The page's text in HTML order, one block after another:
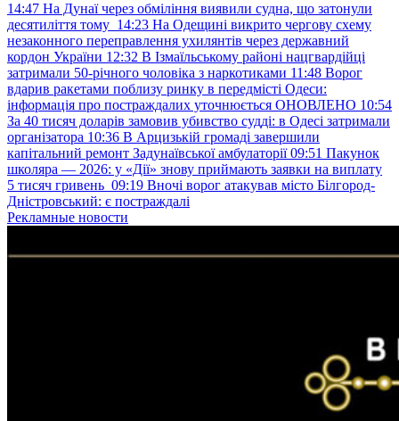
14:47 На Дунаї через обміління виявили судна, що затонули
десятиліття тому 14:23 На Одещині викрито чергову схему
незаконного переправлення ухилянтів через державний
кордон України 12:32 В Ізмаїльському районі нацгвардійці
затримали 50-річного чоловіка з наркотиками 11:48 Ворог
вдарив ракетами поблизу ринку в передмісті Одеси:
інформація про постраждалих уточнюється ОНОВЛЕНО 10:54
За 40 тисяч доларів замовив убивство судді: в Одесі затримали
організатора 10:36 В Арцизькій громаді завершили
капітальний ремонт Задунаївської амбулаторії 09:51 Пакунок
школяра — 2026: у «Дії» знову приймають заявки на виплату
5 тисяч гривень 09:19 Вночі ворог атакував місто Білгород-
Дністровський: є постраждалі
Рекламные новости